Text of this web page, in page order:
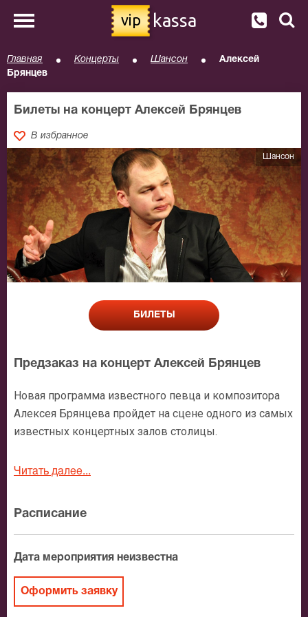
vip kassa
Главная Концерты Шансон
Алексей
Брянцев
Билеты на концерт Алексей Брянцев
В избранное
Шансон
БИЛЕТЫ
Предзаказ на концерт Алексей Брянцев
Новая программа известного певца и композитора
Алексея Брянцева пройдет на сцене одного из самых
известных концертных залов столицы.
Билеты на Алексея Брянцева принесут слушателям
прекрасную встречу с новыми мелодиями
Обо всем, чем мы живем – о любви, дружбе,
красоте. Для всех, кто закажет на концерт Алексея
Брянцева билеты, этот теплый июльский вечер
разговора, строчками стихов и красивыми
мелодиями. Концерт Алексея Брянцева в Москве
Читать далее...
Расписание
Дата мероприятия неизвестна
Оформить заявку